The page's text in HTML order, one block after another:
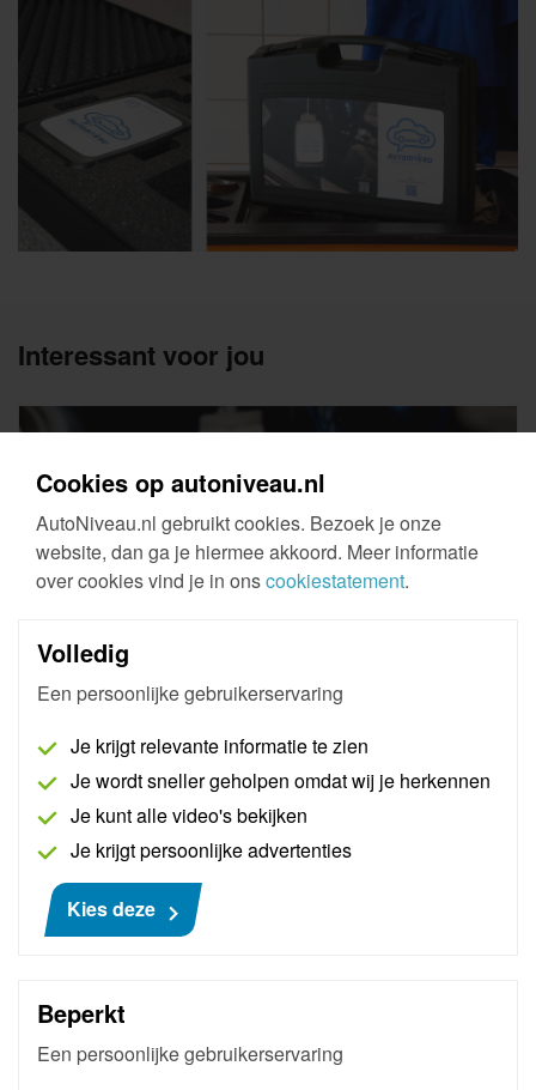
Cookies op autoniveau.nl
AutoNiveau.nl gebruikt cookies. Bezoek je onze
website, dan ga je hiermee akkoord. Meer informatie
over cookies vind je in onscookiestatement.
Volledig
Een persoonlijke gebruikerservaring
Je krijgt relevante informatie te zien
Je wordt sneller geholpen omdat wij je herkennen
Je kunt alle video's bekijken
Je krijgt persoonlijke advertenties
Kies deze
Beperkt
Een persoonlijke gebruikerservaring
Interessant voor jou
Smart Remote
De Smart Remote is de nieuwste remote. De Smart
Remote is te gebruiken met iedere PC, laptop of
tablet met Wifi via een unieke online website. De
Smart Remote is een vereiste interface om gebruik te
kunnen maken van AutoNiveau Remote Diagnostics.
Meer informatie